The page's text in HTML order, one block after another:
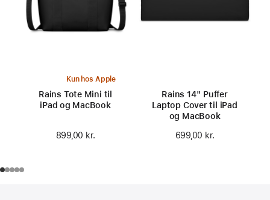
Kun hos Apple
Rains Tote Mini til
iPad og MacBook
899,00 kr.
Rains 14" Puffer
Laptop Cover til iPad
og MacBook
699,00 kr.